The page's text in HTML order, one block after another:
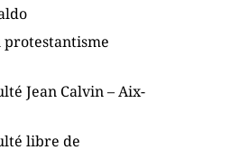
protestantisme
Jean Calvin – Aix-
libre de